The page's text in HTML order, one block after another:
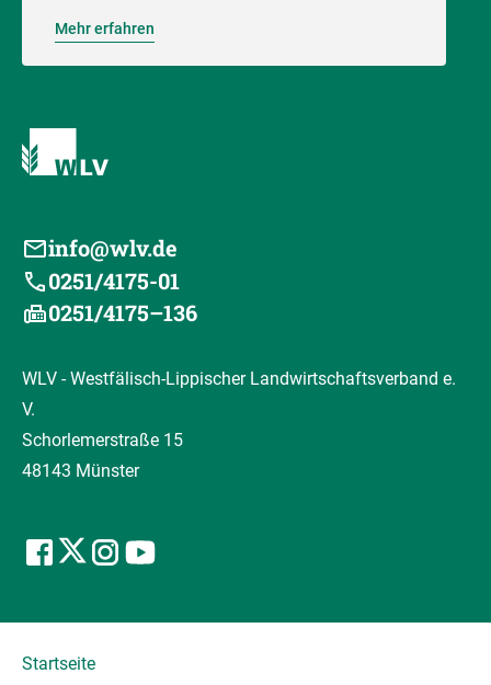
Mehr erfahren
info@wlv.de
0251/4175-01
0251/4175–136
WLV - Westfälisch-Lippischer Landwirtschaftsverband e.
V.
Schorlemerstraße 15
48143 Münster
Startseite